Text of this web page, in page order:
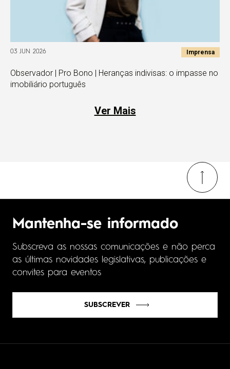
03 JUN 2026 Imprensa
Observador | Pro Bono | Heranças indivisas: o impasse no
imobiliário português
Ver Mais
Mantenha-se informado
Subscreva as nossas comunicações e não perca
as últimas novidades legislativas, publicações e
convites para eventos
SUBSCREVER